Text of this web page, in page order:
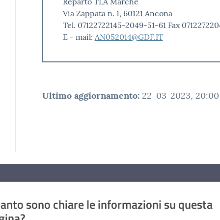
Via Zappata n. 1, 60121 Ancona
Tel. 07122722145-2049-51-61 Fax
E - mail: AN052014@GDF.IT
Ultimo aggiornamento: 22-03-2023, 20:00
sono chiare le informazioni su questa